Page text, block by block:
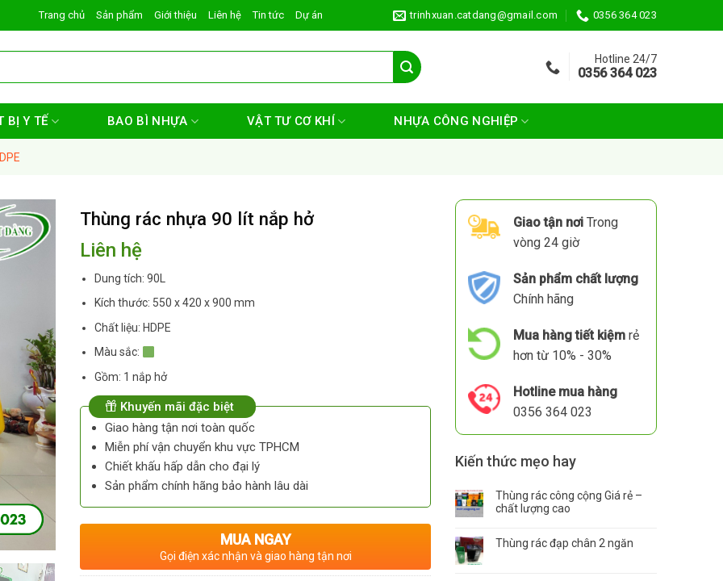
Trang chủ Sản phẩm Giới thiệu Liên hệ Tin tức Dự án trinhxuan.catdang@gmail.com 0356 364 023
Hotline 24/7
0356 364 023
BỊ Y TẾ BAO BÌ NHỰA VẬT TƯ CƠ KHÍ NHỰA CÔNG NGHIỆP
Giao tận nơi Trong
vòng 24 giờ
Sản phẩm chất lượng
Chính hãng
Mua hàng tiết kiệm rẻ
hơn từ 10% - 30%
Hotline mua hàng
0356 364 023
Kiến thức mẹo hay
Thùng rác công cộng Giá rẻ –
chất lượng cao
Thùng rác đạp chân 2 ngăn
Thùng rác nhựa 90 lít nắp hở
Liên hệ
Dung tích: 90L
Kích thước: 550 x 420 x 900 mm
Chất liệu: HDPE
Màu sắc:
Gồm: 1 nắp hở
Khuyến mãi đặc biệt
Giao hàng tận nơi toàn quốc
Miễn phí vận chuyển khu vực TPHCM
Chiết khấu hấp dẫn cho đại lý
Sản phẩm chính hãng bảo hành lâu dài
MUA NGAY
Gọi điện xác nhận và giao hàng tận nơi